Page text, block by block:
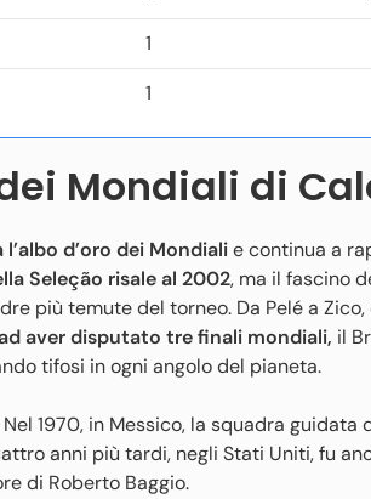
1
1
Mondiali di
d’oro dei Mondialie continua a
Seleção risale al 2002, ma il fascino
più temute del torneo. Da Pelé a Zico,
aver disputato tre finali mondiali, il
tifosi in ogni angolo del pianeta.
Nel 1970, in Messico, la squadra guidata
anni più tardi, negli Stati Uniti, fu
di Roberto Baggio.